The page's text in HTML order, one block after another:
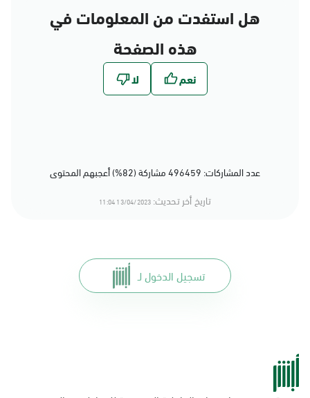
هل استفدت من المعلومات في
هذه الصفحة
عدد المشاركات: 496459 مشاركة (82%) أعجبهم المحتوى
تاريخ أخر تحديث: 13/04/2023 11:04
تسجيل الدخول لـ